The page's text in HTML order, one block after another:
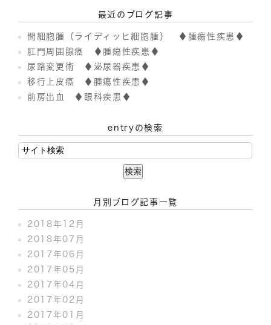
最近のブログ記事
間細胞腫（ライディッヒ細胞腫） ♦腫瘍性疾患♦
肛門周囲腺癌 ♦腫瘍性疾患♦
尿路変更術 ♦泌尿器疾患♦
移行上皮癌 ♦腫瘍性疾患♦
前房出血 ♦眼科疾患♦
entryの検索
月別ブログ記事一覧
2018年12月
2018年07月
2017年06月
2017年05月
2017年04月
2017年02月
2017年01月